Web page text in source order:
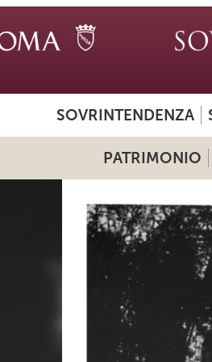
SOVRINTENDENZA
PATRIMONIO